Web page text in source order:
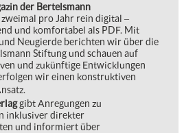
der Bertelsmann
pro Jahr rein digital ‒
und komfortabel als PDF. Mit
Neugierde berichten wir über die
Stiftung und schauen auf
und zukünftige Entwicklungen
wir einen konstruktiven
gibt Anregungen zu
inklusiver direkter
und informiert über